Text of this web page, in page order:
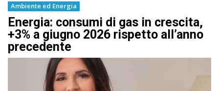
Ambiente ed Energia
Energia: consumi di gas in crescita,
+3% a giugno 2026 rispetto all’anno
precedente